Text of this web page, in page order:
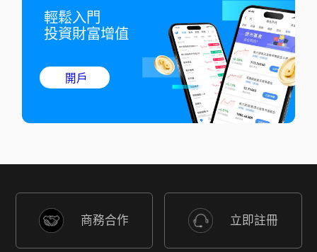
輕鬆入門
投資財富增值
開戶
商務合作 立即註冊